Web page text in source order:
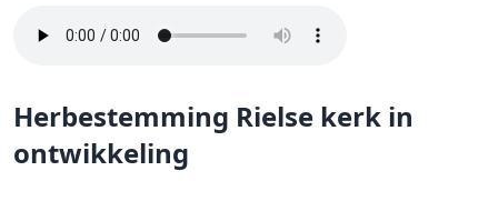
Herbestemming Rielse kerk in
ontwikkeling